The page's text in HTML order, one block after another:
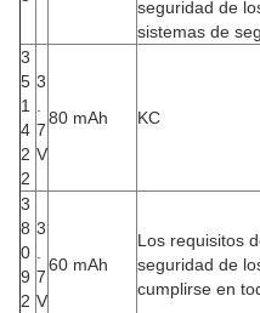
seguridad de
sistemas de
3
5
1
4
2
2
3
.
7
V
80 mAh KC
3
8
0
9
2
3
.
7
V
60 mAh
Los requisitos
seguridad de
cumplirse en